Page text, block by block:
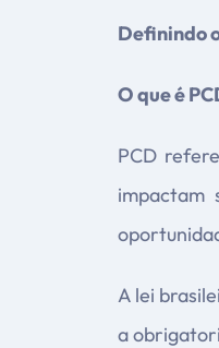
Definindo
O que é
PCD
impactam
A lei
a